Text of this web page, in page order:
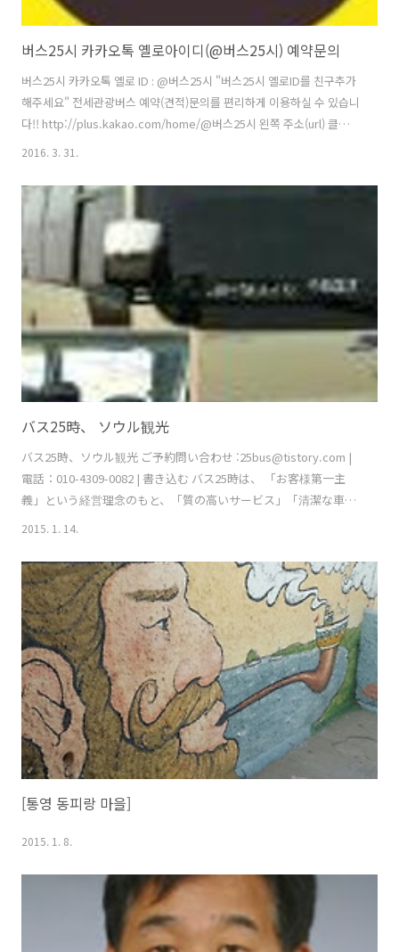
버스25시 카카오톡 옐로아이디(@버스25시) 예약문의
버스25시 카카오톡 옐로 ID : @버스25시 "버스25시 옐로ID를 친구추가
해주세요" 전세관광버스 예약(견적)문의를 편리하게 이용하실 수 있습니
다!! http://plus.kakao.com/home/@버스25시 왼쪽 주소(url) 클릭
^^* @버스25시 카카오톡 옐로아이디 친구추가 QR코드(350X350) @
서 버스25시 옐로 아이디를 친구추가 하시면 1:1 고객상담이 가능합니
다.(비밀보장)" 친구추가 링크 공유 http://plus.kakao.com/home/@
버스25시 버스25시 옐로 아이디 카카오톡 친구추가하는 방법 [수동 추
가] 1. 카카오톡 친구 - 친구찾기를 클릭하세요!! (아래 사진 상단 빨간 부
분) 2. 친구찾기 검..
2016. 3. 31.
バス25時、 ソウル観光
バス25時、ソウル観光 ご予約問い合わせ :25bus@tistory.com |
電話：010-4309-0082 | 書き込む バス25時は、 「お客様第一主
義」という経営理念のもと、「質の高いサービス」「清潔な車
輌」「適切な運賃」をモットーに営業しております。 お客様が求
に感動していただ けるザービスを提供することを常に追求いたし
ます。 皆様に愛されるバス会社として最上級のおもてなしをお約
束いたします。 人数・予算に合わせて選べられるバスのラインア
ップ 16人乗り （リムジン） 20人乗り（優等級） 25人乗り（ミニ
バス） 28人乗り（優等級） 31人乗り（中型バス） 45人乗り（大
型バス） ソウル 市内 観光ツアー ソウル市内の代表的な観光スポ
ット： 北村韓屋マウル (북촌 한옥마을) 景福宮 (Gyeongbokgun..
2015. 1. 14.
[통영 동피랑 마을]
2015. 1. 8.